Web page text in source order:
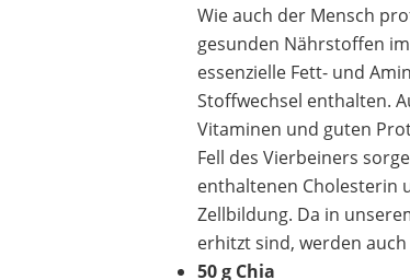
Wie auch der Mensch
gesunden Nährstoffen
essenzielle Fett- und
Stoffwechsel enthalten.
Vitaminen und guten
Fell des Vierbeiners
enthaltenen Cholesterin
Zellbildung. Da in
erhitzt sind, werden
50 g Chia